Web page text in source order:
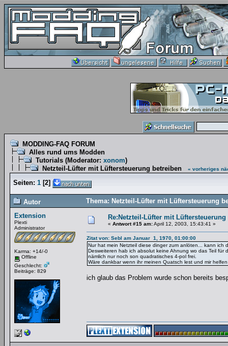
MODDING-FAQ FORUM
Alles rund ums Modden
Tutorials (Moderator: xonom)
Netzteil-Lüfter mit Lüftersteuerung betreiben
« vorheriges
Seiten: 1 [2]
Autor
Thema: Netzteil-Lüfter mit Lüftersteuerung
Extension
Plexti
Administrator
Karma: +14/-0
Offline
Geschlecht:
Beiträge: 829
Re:Netzteil-Lüfter mit
« Antwort #15 am:April 12, 2003, 15:43:41 »
Zitat von: Sebl am Januar 1, 1970, 01:00:00
Nur hat mein Netzteil diese dinger zum anlöten... kann
Desweiteren hab ich absolut keine Ahnung wo das Teil für
nämlich nur noch son quadratisches 4-pol frei.
Wäre dankbar wenn ihr meinen Quatsch lest und mir
ich glaub das Problem wurde schon bereits